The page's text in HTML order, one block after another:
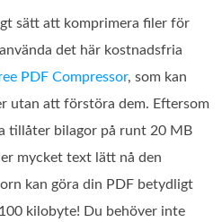
sätt att komprimera filer för
det här kostnadsfria
PDF Compressor, som kan
utan att förstöra dem. Eftersom
tillåter bilagor på runt 20 MB
mycket text lätt nå den
kan göra din PDF betydligt
kilobyte! Du behöver inte